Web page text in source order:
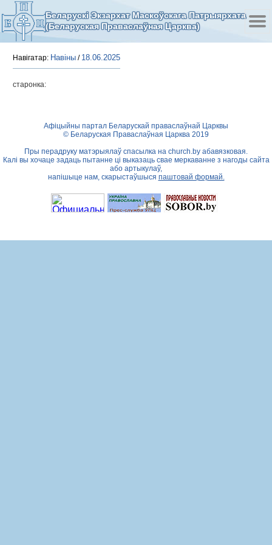
Беларускі Экзархат Маскоўскага Патрыярхата
(Беларуская Праваслаўная Царква)
Навігатар: Навіны / 18.06.2025
старонка:
Афіцыйны партал Беларускай праваслаўнай Царквы
© Беларуская Праваслаўная Царква 2019
Пры перадруку матэрыялаў спасылка на church.by абавязковая.
Калі вы хочаце задаць пытанне ці выказаць свае меркаванне з нагоды сайта
або артыкулаў,
напішыце нам, скарыстаўшыся паштовай формай.